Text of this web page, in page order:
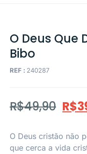
O Deus Que
Bibo
REF : 240287
R$49,90 R$
O Deus cristão não
que cerca a vida